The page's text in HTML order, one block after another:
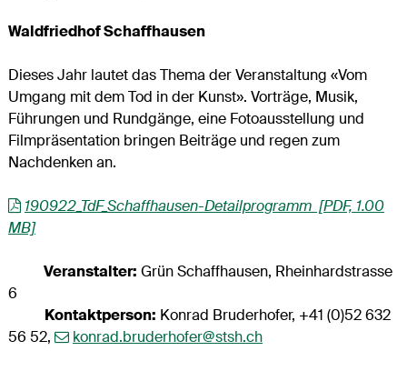
Waldfriedhof Schaffhausen
Dieses Jahr lautet das Thema der Veranstaltung «Vom
Umgang mit dem Tod in der Kunst». Vorträge, Musik,
Führungen und Rundgänge, eine Fotoausstellung und
Filmpräsentation bringen Beiträge und regen zum
Nachdenken an.
190922_TdF_Schaffhausen-Detailprogramm [PDF, 1.00
MB]
Veranstalter: Grün Schaffhausen, Rheinhardstrasse
6
Kontaktperson: Konrad Bruderhofer, +41 (0)52 632
56 52,
konrad.bruderhofer@stsh.ch